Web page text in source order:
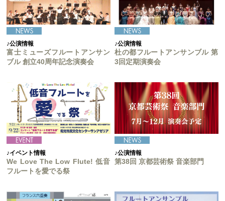
♪公演情報
富士ミューズフルートアンサン
ブル 創立40周年記念演奏会
♪公演情報
杜の都フルートアンサンブル 第
3回定期演奏会
♪イベント情報
We Love The Low Flute! 低音
フルートを愛でる祭
♪公演情報
第38回 京都芸術祭 音楽部門